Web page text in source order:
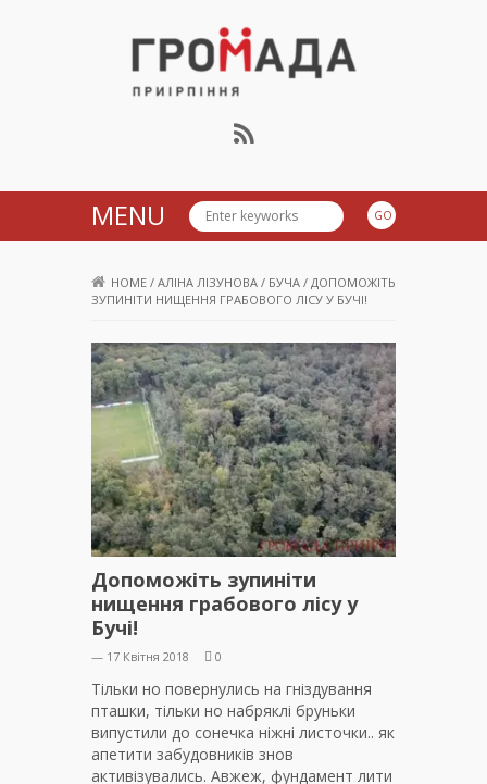
Громада Приірпіння
MENU
HOME / АЛІНА ЛІЗУНОВА / БУЧА / ДОПОМОЖІТЬ
ЗУПИНІТИ НИЩЕННЯ ГРАБОВОГО ЛІСУ У БУЧІ!
Допоможіть зупиніти
нищення грабового лісу у
Бучі!
— 17 Квітня 2018 0
Тільки но повернулись на гніздування
пташки, тільки но набряклі бруньки
випустили до сонечка ніжні листочки.. як
апетити забудовників знов
активізувались. Авжеж, фундамент лити